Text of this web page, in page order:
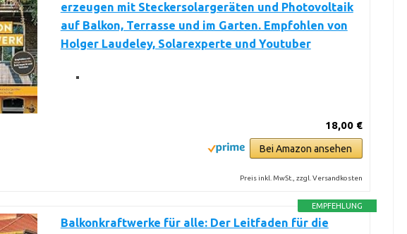
erzeugen mit Steckersolargeräten und Photovoltaik
auf Balkon, Terrasse und im Garten. Empfohlen von
Holger Laudeley, Solarexperte und Youtuber
18,00 €
Bei Amazon ansehen
Preis inkl. MwSt., zzgl. Versandkosten
EMPFEHLUNG
Balkonkraftwerke für alle: Der Leitfaden für die